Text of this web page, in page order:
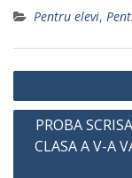
Pentru elevi,
Navigare
în
articole
PROBA
CLASA A V-A